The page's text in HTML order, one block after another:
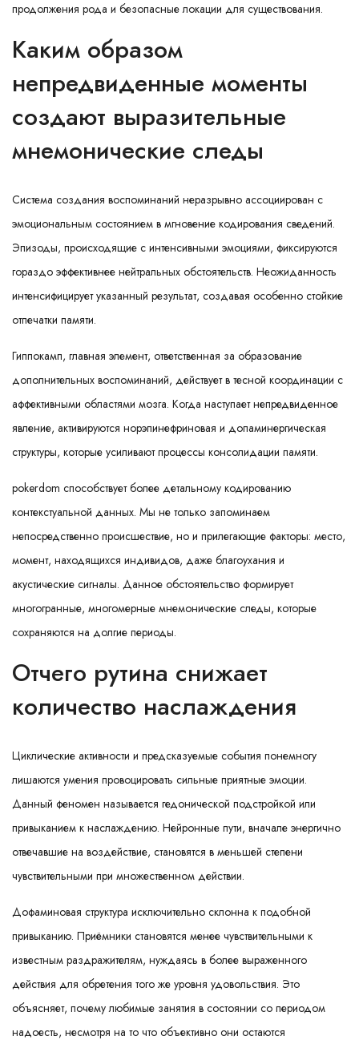
продолжения рода и безопасные локации для существования.
Каким образом
непредвиденные моменты
создают выразительные
мнемонические следы
Система создания воспоминаний неразрывно ассоциирован с
эмоциональным состоянием в мгновение кодирования сведений.
Эпизоды, происходящие с интенсивными эмоциями, фиксируются
гораздо эффективнее нейтральных обстоятельств. Неожиданность
интенсифицирует указанный результат, создавая особенно стойкие
отпечатки памяти.
Гиппокамп, главная элемент, ответственная за образование
дополнительных воспоминаний, действует в тесной координации с
аффективными областями мозга. Когда наступает непредвиденное
явление, активируются норэпинефриновая и допаминергическая
структуры, которые усиливают процессы консолидации памяти.
pokerdom способствует более детальному кодированию
контекстуальной данных. Мы не только запоминаем
непосредственно происшествие, но и прилегающие факторы: место,
момент, находящихся индивидов, даже благоухания и
акустические сигналы. Данное обстоятельство формирует
многогранные, многомерные мнемонические следы, которые
сохраняются на долгие периоды.
Отчего рутина снижает
количество наслаждения
Циклические активности и предсказуемые события понемногу
лишаются умения провоцировать сильные приятные эмоции.
Данный феномен называется гедонической подстройкой или
привыканием к наслаждению. Нейронные пути, вначале энергично
отвечавшие на воздействие, становятся в меньшей степени
чувствительными при множественном действии.
Дофаминовая структура исключительно склонна к подобной
привыканию. Приёмники становятся менее чувствительными к
известным раздражителям, нуждаясь в более выраженного
действия для обретения того же уровня удовольствия. Это
объясняет, почему любимые занятия в состоянии со периодом
надоесть, несмотря на то что объективно они остаются